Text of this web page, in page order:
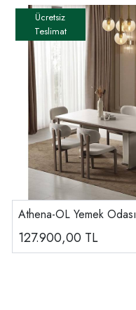
Athena-OL Yemek Odası
127.900,00 TL